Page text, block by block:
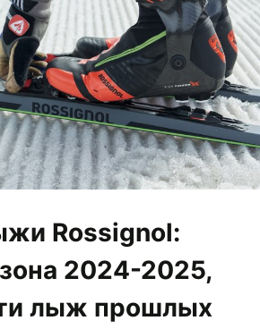
Rossignol:
2024-2025,
лыж прошлых